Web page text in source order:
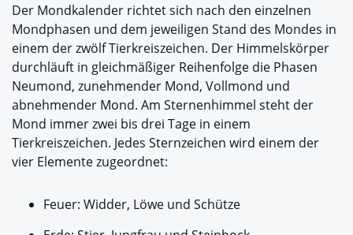
Der Mondkalender richtet sich nach den einzelnen
Mondphasen und dem jeweiligen Stand des Mondes in
einem der zwölf Tierkreiszeichen. Der Himmelskörper
durchläuft in gleichmäßiger Reihenfolge die Phasen
Neumond, zunehmender Mond, Vollmond und
abnehmender Mond. Am Sternenhimmel steht der
Mond immer zwei bis drei Tage in einem
Tierkreiszeichen. Jedes Sternzeichen wird einem der
vier Elemente zugeordnet:
Feuer: Widder, Löwe und Schütze